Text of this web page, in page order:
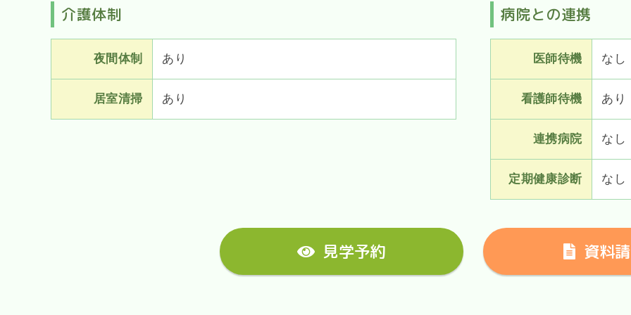
介護体制
夜間体制 あり
居室清掃 あり
病院との連携
医師待機 なし
看護師待機 あり
連携病院 なし
定期健康診断 なし
見学予約 資料